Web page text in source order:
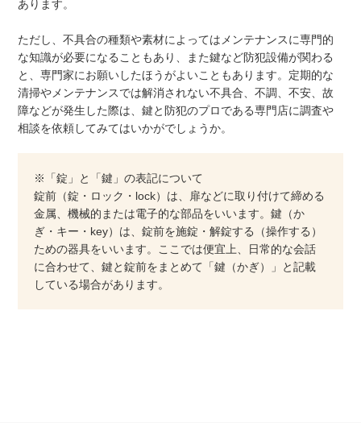
あります。
ただし、不具合の種類や素材によってはメンテナンスに専門的
な知識が必要になることもあり、また鍵など防犯設備が関わる
と、専門家にお願いしたほうがよいこともあります。定期的な
清掃やメンテナンスでは解消されない不具合、不調、不安、故
障などが発生した際は、鍵と防犯のプロである専門店に調査や
相談を依頼してみてはいかがでしょうか。
※「錠」と「鍵」の表記について
錠前（錠・ロック・lock）は、扉などに取り付けて締める
金属、機械的または電子的な部品をいいます。鍵（か
ぎ・キー・key）は、錠前を施錠・解錠する（操作する）
ための器具をいいます。ここでは便宜上、日常的な会話
に合わせて、鍵と錠前をまとめて「鍵（かぎ）」と記載
している場合があります。